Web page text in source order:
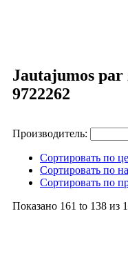
Jautajumos
9722262
Производитель:
Сортировать по
Сортировать по
Сортировать по
Показано 161 to 138 из